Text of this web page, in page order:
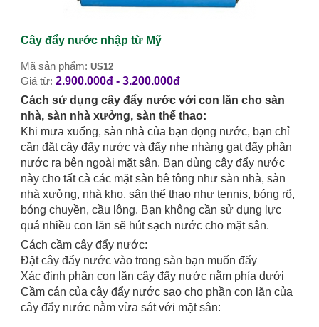
Cây đẩy nước nhập từ Mỹ
Mã sản phẩm: US12
Giá từ: 2.900.000đ - 3.200.000đ
Cách sử dụng cây đẩy nước với con lăn cho sàn
nhà, sàn nhà xưởng, sàn thể thao:
Khi mưa xuống, sàn nhà của bạn đọng nước, bạn chỉ
cần đặt cây đẩy nước và đẩy nhẹ nhàng gạt đẩy phần
nước ra bên ngoài mặt sân. Bạn dùng cây đẩy nước
này cho tất cà các mặt sàn bê tông như sàn nhà, sàn
nhà xưởng, nhà kho, sân thể thao như tennis, bóng rổ,
bóng chuyền, cầu lông. Bạn không cần sử dụng lực
quá nhiều con lăn sẽ hút sạch nước cho mặt sân.
Cách cầm cây đẩy nước:
Đặt cây đẩy nước vào trong sàn bạn muốn đẩy
Xác định phần con lăn cây đẩy nước nằm phía dưới
Cầm cán của cây đẩy nước sao cho phần con lăn của
cây đẩy nước nằm vừa sát với mặt sân: